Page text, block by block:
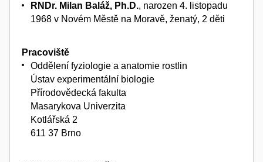
RNDr. Milan Baláž, Ph.D., narozen 4. listopadu
1968 v Novém Městě na Moravě, ženatý, 2 děti
Pracoviště
Oddělení fyziologie a anatomie rostlin
Ústav experimentální biologie
Přírodovědecká fakulta
Masarykova Univerzita
Kotlářská 2
611 37 Brno